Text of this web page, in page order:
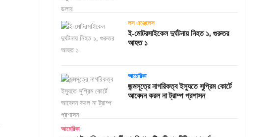
লস এঞ্জেলেস
ই-মোটরসাইকেল দুর্ঘটনায় নিহত ১, গুরুতর
আহত ১
আমেরিকা
জন্মসূত্রে নাগরিকত্ব ইস্যুতে সুপ্রিম কোর্টে
আবেদন করল না ট্রাম্প প্রশাসন
আমেরিকা